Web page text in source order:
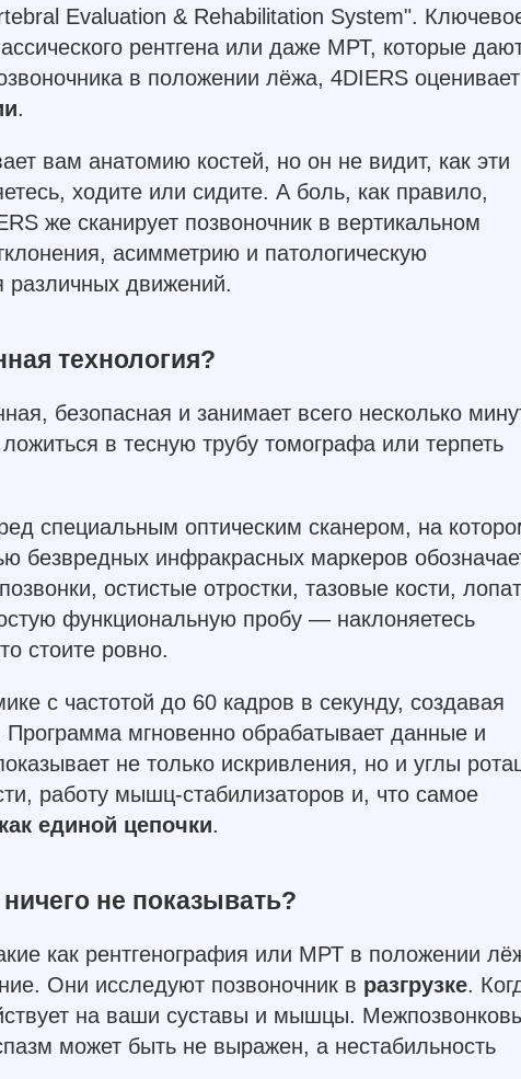
Evaluation & Rehabilitation System".
рентгена или даже МРТ, которые
в положении лёжа, 4DIERS оценивает
.
вам анатомию костей, но он не видит, как эти
ходите или сидите. А боль, как правило,
же сканирует позвоночник в вертикальном
асимметрию и патологическую
различных движений.
технология?
безопасная и занимает всего несколько
в тесную трубу томографа или терпеть
специальным оптическим сканером, на
безвредных инфракрасных маркеров
остистые отростки, тазовые кости,
функциональную пробу — наклоняетесь
стоите ровно.
с частотой до 60 кадров в секунду, создавая
мгновенно обрабатывает данные и
не только искривления, но и углы
работу мышц-стабилизаторов и, что самое
единой цепочки.
не показывать?
как рентгенография или МРТ в положении
Они исследуют позвоночник в разгрузке.
на ваши суставы и мышцы.
может быть не выражен, а нестабильность